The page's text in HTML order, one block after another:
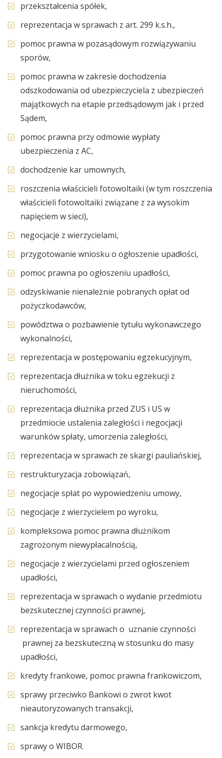
przekształcenia spółek,
reprezentacja w sprawach z art. 299 k.s.h.,
pomoc prawna w pozasądowym rozwiązywaniu
sporów,
pomoc prawna w zakresie dochodzenia
odszkodowania od ubezpieczyciela z ubezpieczeń
majątkowych na etapie przedsądowym jak i przed
Sądem,
pomoc prawna przy odmowie wypłaty
ubezpieczenia z AC,
dochodzenie kar umownych,
roszczenia właścicieli fotowoltaiki (w tym roszczenia
właścicieli fotowoltaiki związane z za wysokim
napięciem w sieci),
negocjacje z wierzycielami,
przygotowanie wniosku o ogłoszenie upadłości,
pomoc prawna po ogłoszeniu upadłości,
odzyskiwanie nienależnie pobranych opłat od
pożyczkodawców,
powództwa o pozbawienie tytułu wykonawczego
wykonalności,
reprezentacja w postępowaniu egzekucyjnym,
reprezentacja dłużnika w toku egzekucji z
nieruchomości,
reprezentacja dłużnika przed ZUS i US w
przedmiocie ustalenia zaległości i negocjacji
warunków spłaty, umorzenia zaległości,
reprezentacja w sprawach ze skargi pauliańskiej,
restrukturyzacja zobowiązań,
negocjacje spłat po wypowiedzeniu umowy,
negocjacje z wierzycielem po wyroku,
kompleksowa pomoc prawna dłużnikom
zagrożonym niewypłacalnością,
negocjacje z wierzycielami przed ogłoszeniem
upadłości,
reprezentacja w sprawach o wydanie przedmiotu
bezskutecznej czynności prawnej,
reprezentacja w sprawach o uznanie czynności
prawnej za bezskuteczną w stosunku do masy
upadłości,
kredyty frankowe, pomoc prawna frankowiczom,
sprawy przeciwko Bankowi o zwrot kwot
nieautoryzowanych transakcji,
sankcja kredytu darmowego,
sprawy o WIBOR.